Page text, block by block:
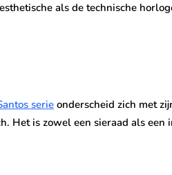
als de technische
serieonderscheid zich met
Het is zowel een sieraad als een